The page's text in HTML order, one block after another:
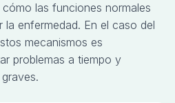
las funciones normales
la enfermedad. En el caso del
mecanismos es
problemas a tiempo y